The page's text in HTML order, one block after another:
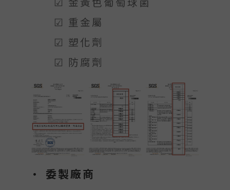
☑ 重金屬
☑ 塑化劑
☑ 防腐劑
• 委製廠商